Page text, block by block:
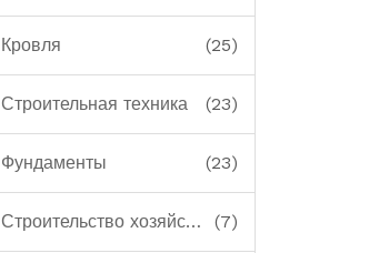
Кровля (25)
Строительная техника (23)
Фундаменты (23)
Строительство хозяйственных построек (7)